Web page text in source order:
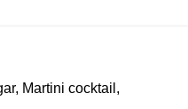
Martini cocktail,